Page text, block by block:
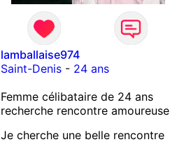
lamballaise974
Saint-Denis- 24 ans
Femme célibataire de 24 ans
recherche rencontre amoureuse
Je cherche une belle rencontre